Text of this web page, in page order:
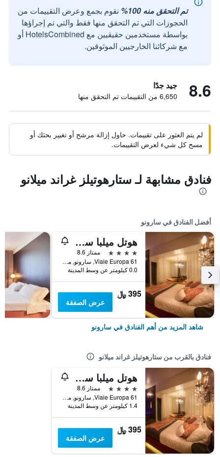
تم التحقق منه 100%
نقوم بجمع وعرض التقييمات من
الحجوزات التي تم التحقق منها فقط والتي تم إجراؤها
بواسطة مستخدمين حقيقيين مع HotelsCombined أو
مع شركائنا الخارجيين الموثوقين.
8.6 جيد جدًا
6,650 من التقييمات تم التحقق منها
لم يتم العثور على تقييمات. حاول إزالة مرشح أو تغيير بحثك أو
مسح كل شيء لعرض التقييمات.
فنادق مشابهة لـ ستارهوتيلز غراند ميلانو
أفضل الفنادق في سارونو
هوتل ميلبا سويت آند بول
4 نجوم
ممتاز 8.6
Viale Europa 61, سارونو, مقاطعة فاريزي, إيطاليا
0.0 كيلومتر عن وسط المدينة
395 ﷼
عرض الصفقة
شاهد المزيد من أهم الفنادق في سارونو
فنادق بالقرب من ستارهوتيلز غراند ميلانو
هوتل ميلبا سويت آند بول
4 نجوم
ممتاز 8.6
Viale Europa 61, سارونو, مقاطعة فاريزي, إيطاليا
1.4 كيلومتر عن وسط المدينة
395 ﷼
عرض الصفقة